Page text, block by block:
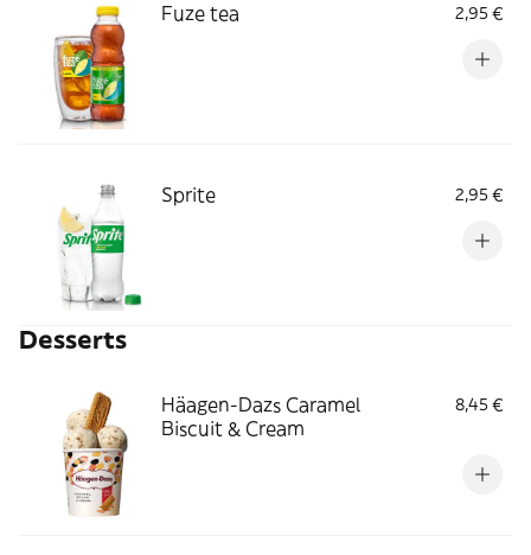
Fuze tea 2,95 €
Sprite 2,95 €
Desserts
Häagen-Dazs Caramel
Biscuit & Cream
8,45 €